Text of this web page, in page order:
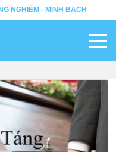
NGHIÊM - MINH BẠCH